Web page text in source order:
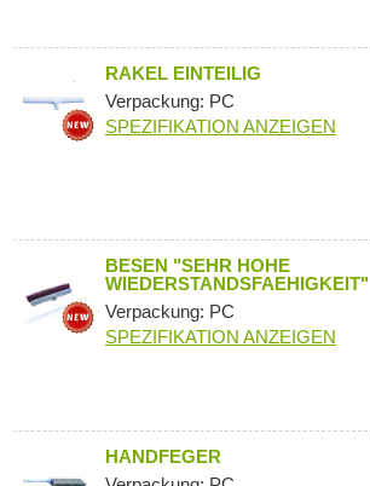
RAKEL EINTEILIG
Verpackung: PC
SPEZIFIKATION ANZEIGEN
BESEN "SEHR HOHE
WIEDERSTANDSFAEHIGKEIT"
Verpackung: PC
SPEZIFIKATION ANZEIGEN
HANDFEGER